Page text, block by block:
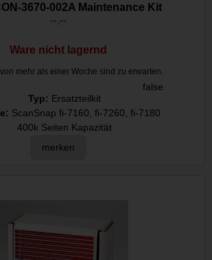
3670-002A Maintenance Kit
--,--
Typ: Ersatzteilkit
ScanSnap fi-7160, fi-7260, fi-7180
400k Seiten Kapazität
merken
Ware nicht lagernd
mehr als einer Woche sind zu erwarten.
false